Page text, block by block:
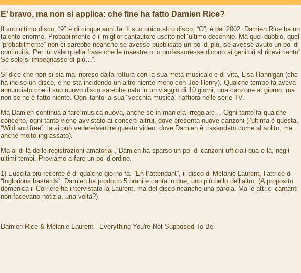
E’ bravo, ma non si applica: che fine ha fatto Damien Rice?
Il suo ultimo disco, “9″ è di cinque anni fa. Il suo unico altro disco, “O”, è del 2002. Damien Rice ha un
talento enorme. Probabilmente è il miglior cantautore uscito nell’ultimo decennio. Ma quel dubbio, quel
“probabilmente” non ci sarebbe neanche se avesse pubblicato un po’ di più, se avesse avuto un po’ di
continuità. Per lui vale quella frase che le maestre o lo professoresse dicono ai genitori al ricevimento”
Se solo si impegnasse di più…”.
Si dice che non si sia mai ripreso dalla rottura con la sua metà musicale e di vita, Lisa Hannigan (che
ha inciso un disco, e ne sta incidendo un altro niente meno con Joe Henry). Qualche tempo fa aveva
annunciato che il suo nuovo disco sarebbe nato in un viaggio di 10 giorni, una canzone al giorno, ma
non se ne è fatto niente. Ogni tanto la sua “vecchia musica” riaffiora nelle serie TV.
Ma Damien continua a fare musica nuova, anche se in maniera irregolare… Ogni tanto fa qualche
concerto, ogni tanto viene avvistato ai concerti altrui, dove presenta nuove canzoni (l’ultima è questa,
“Wild and free”: la si può vedere/sentire questo video, dove Damien è trasandato come al solito, ma
anche molto ingrassato).
Ma al di là delle registrazioni amatoriali, Damien ha sparso un po’ di canzoni ufficiali qua e là, negli
ultimi tempi. Proviamo a fare un po’ d’ordine.
1) L’uscita più recente è di qualche giorno fa: “En t’attendant”, il disco di Melanie Laurent, l’attrice di
“Inglorious basterds”. Damien ha prodotto 5 brani e canta in due, uno più bello dell’altro. (A proposito:
domenica il Corriere ha intervistato la Laurent, ma del disco neanche una parola. Ma le attrici cantanti
non facevano notizia, una volta?)
Damien Rice & Melanie Laurent - Everything You're Not Supposed To Be